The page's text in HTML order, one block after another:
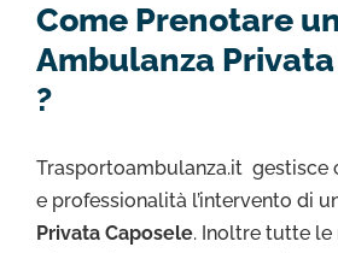
Come Prenotare
Ambulanza
?
Trasportoambulanza.it gestisce
e professionalità l’intervento di
Privata Caposele. Inoltre tutte le